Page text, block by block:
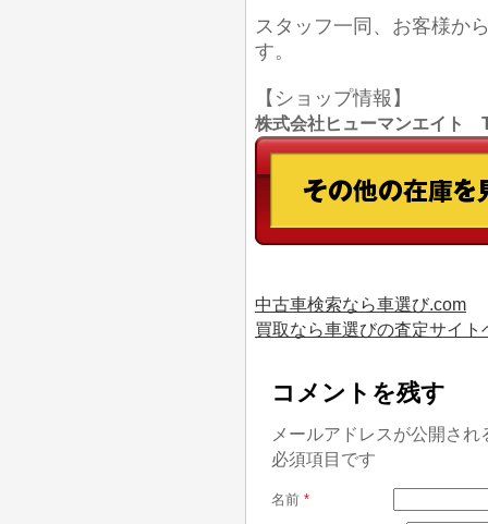
スタッフ一同、お客様か
す。
【ショップ情報】
株式会社ヒューマンエイト
中古車検索なら車選び.com
買取なら車選びの査定サイト
コメントを残す
メールアドレスが公開さ
必須項目です
名前 *